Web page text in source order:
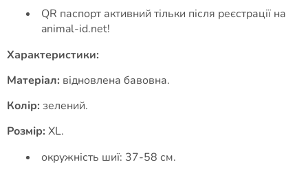
QR паспорт активний тільки після реєстрації на
animal-id.net!
Характеристики:
Матеріал: відновлена бавовна.
Колір: зелений.
Розмір: XL.
окружність шиї: 37-58 см.